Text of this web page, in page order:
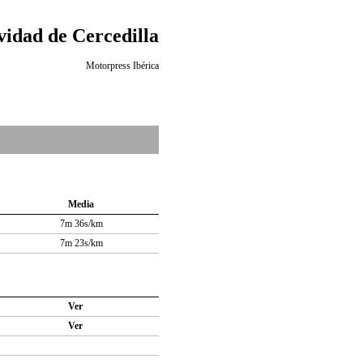
de Cercedilla
Motorpress Ibérica
Media
7m 36s/km
7m 23s/km
Ver
Ver